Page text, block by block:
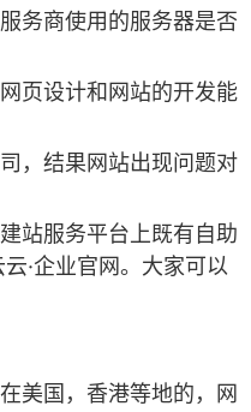
务商使用的服务器是否
页设计和网站的开发能
，结果网站出现问题对
站服务平台上既有自助
·企业官网。大家可以
美国，香港等地的，网